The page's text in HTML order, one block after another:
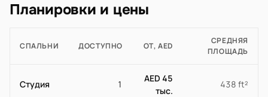
Планировки и цены
СПАЛЬНИ ДОСТУПНО ОТ, AED
СРЕДНЯЯ
ПЛОЩАДЬ
Студия 1
AED 45
тыс.
438 ft²